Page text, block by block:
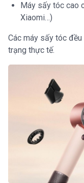
Máy sấy tóc cao
Xiaomi…)
Các máy sấy tóc
trạng thực tế.